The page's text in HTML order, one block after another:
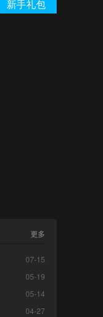
新手礼包
更多
07-15
05-19
05-14
04-27